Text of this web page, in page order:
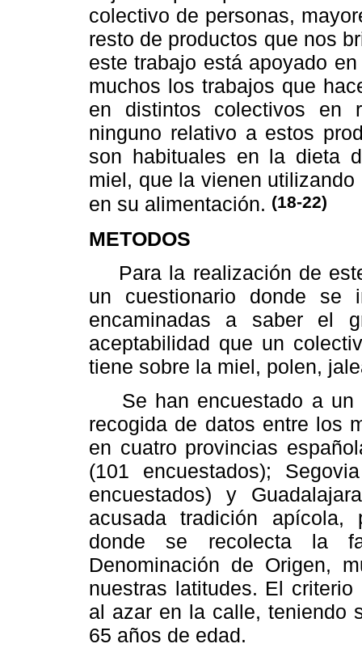
colectivo de personas,
resto de productos que nos
este trabajo está apoyado
muchos los trabajos que
en distintos colectivos en
ninguno relativo a estos
son habituales en la dieta
miel, que la vienen
en su alimentación. (18-22)
METODOS
Para la realización de
un cuestionario donde se
encaminadas a saber el
aceptabilidad que un
tiene sobre la miel, polen,
Se han encuestado a un
recogida de datos entre los
en cuatro provincias
(101 encuestados);
encuestados) y
acusada tradición
donde se recolecta la
Denominación de Origen,
nuestras latitudes. El
al azar en la calle, teniendo
65 años de edad.